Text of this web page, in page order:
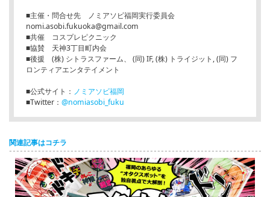
■主催・問合せ先 ノミアソビ福岡実行委員会
nomi.asobi.fukuoka@gmail.com
■共催 コスプレピクニック
■協賛 天神3丁目町内会
■後援 (株) シトラスファーム、 (同) IF, (株) トライジット, (同) フ
ロンティアエンタテイメント
■公式サイト： ノミアソビ福岡
■Twitter： @nomiasobi_fuku
関連記事はコチラ